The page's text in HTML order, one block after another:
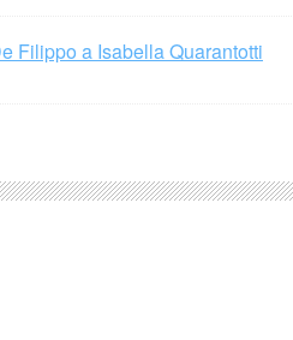
Filippo a Isabella Quarantotti